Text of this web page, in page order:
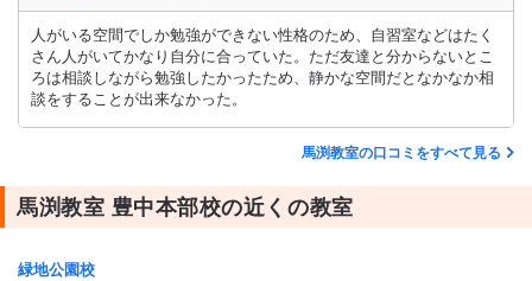
人がいる空間でしか勉強ができない性格のため、自習室などはたく
さん人がいてかなり自分に合っていた。ただ友達と分からないとこ
ろは相談しながら勉強したかったため、静かな空間だとなかなか相
談をすることが出来なかった。
馬渕教室の口コミをすべて見る
馬渕教室 豊中本部校の近くの教室
緑地公園校